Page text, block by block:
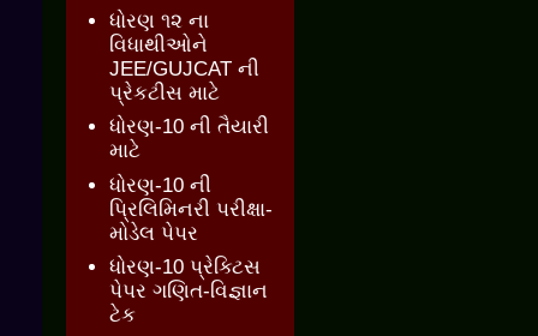
ધોરણ ૧૨ ના
વિધાથીઓને
JEE/GUJCAT ની
પ્રેકટીસ માટે
ધોરણ-10 ની તૈયારી
માટે
ધોરણ-10 ની
પ્રિલિમિનરી પરીક્ષા-
મોડેલ પેપર
ધોરણ-10 પ્રેક્ટિસ
પેપર ગણિત-વિજ્ઞાન
ટેક